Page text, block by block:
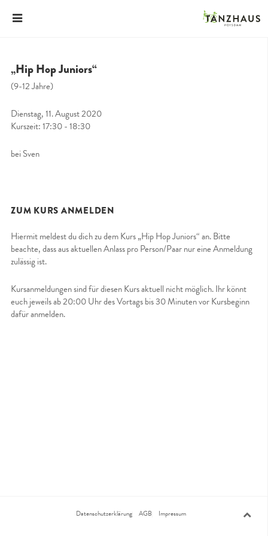
„Hip Hop Juniors“
(9-12 Jahre)
Dienstag, 11. August 2020
Kurszeit: 17:30 - 18:30
bei Sven
ZUM KURS ANMELDEN
Hiermit meldest du dich zu dem Kurs „Hip Hop Juniors“ an. Bitte
beachte, dass aus aktuellen Anlass pro Person/Paar nur eine Anmeldung
zulässig ist.
Kursanmeldungen sind für diesen Kurs aktuell nicht möglich. Ihr könnt
euch jeweils ab 20:00 Uhr des Vortags bis 30 Minuten vor Kursbeginn
dafür anmelden.
Datenschutzerklärung AGB Impressum